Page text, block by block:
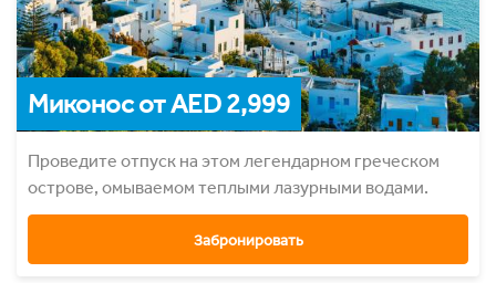
Миконос от AED 2,999
Проведите отпуск на этом легендарном греческом
острове, омываемом теплыми лазурными водами.
Забронировать